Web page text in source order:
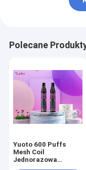
Polecane
Yuoto 600 Puffs
Mesh Coil
Jednorazowa